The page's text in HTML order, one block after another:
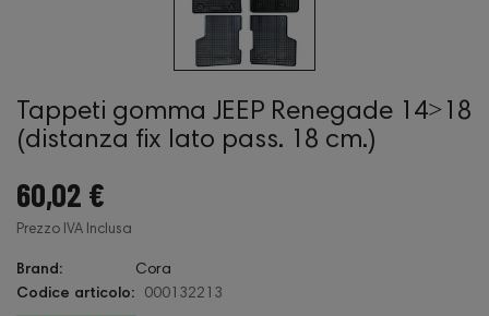
Tappeti gomma JEEP Renegade 14˃18
(distanza fix lato pass. 18 cm.)
60,02 €
Prezzo IVA Inclusa
Brand:
Cora
Codice articolo:
000132213